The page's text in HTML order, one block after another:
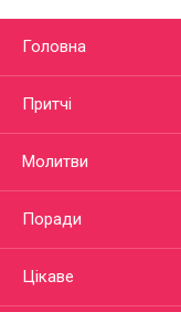
Головна
Притчі
Молитви
Поради
Цікаве